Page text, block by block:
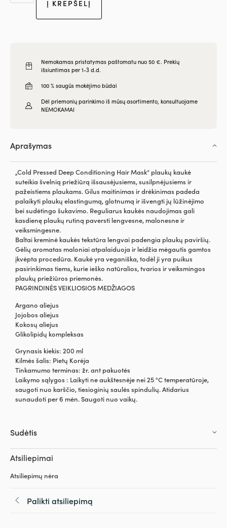
Į KREPŠELĮ
Nemokamas pristatymas paštomatu nuo 50 €. Prekių
išsiuntimas per 1-3 d.d.
100 % saugūs mokėjimo būdai
Dėl priemonių parinkimo iš mūsų asortimento, konsultuojame
NEMOKAMAI
Aprašymas
„Cold Pressed Deep Conditioning Hair Mask“ plaukų kaukė
suteikia švelnią priežiūrą išsausėjusiems, susilpnėjusiems ir
pažeistiems plaukams. Gilus maitinimas ir drėkinimas padeda
palaikyti plaukų elastingumą, glotnumą ir išvengti jų lūžinėjimo
bei sudėtingo šukavimo. Reguliarus kaukės naudojimas gali
kasdienę plaukų rutiną paversti lengvesne, malonesne ir
veiksmingesne.
Baltai kreminė kaukės tekstūra lengvai padengia plaukų paviršių.
Gėlių aromatas maloniai atpalaiduoja ir leidžia mėgautis gamtos
įkvėpta procedūra. Kaukė yra veganiška, todėl ji yra puikus
pasirinkimas tiems, kurie ieško natūralios, tvarios ir veiksmingos
plaukų priežiūros priemonės.
PAGRINDINĖS VEIKLIOSIOS MEDŽIAGOS
Argano aliejus
Jojobos aliejus
Kokosų aliejus
Glikolipidų kompleksas
Grynasis kiekis: 200 ml
Kilmės šalis: Pietų Korėja
Tinkamumo terminas: žr. ant pakuotės
Laikymo sąlygos : Laikyti ne aukštesnėje nei 25 °C temperatūroje,
saugoti nuo karščio, tiesioginių saulės spindulių. Atidarius
sunaudoti per 6 mėn. Saugoti nuo vaikų.
Sudėtis
Atsiliepimai
Atsiliepimų nėra
Palikti atsiliepimą